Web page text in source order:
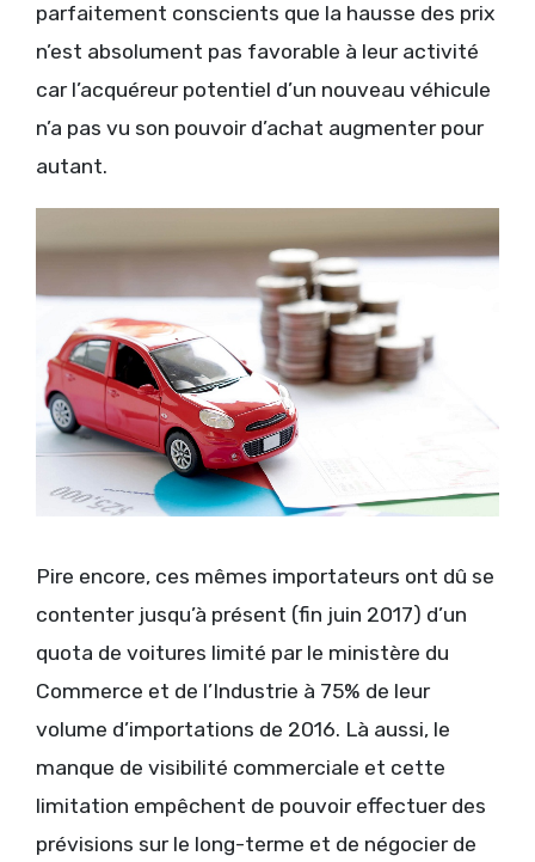
parfaitement conscients que la hausse des prix
n’est absolument pas favorable à leur activité
car l’acquéreur potentiel d’un nouveau véhicule
n’a pas vu son pouvoir d’achat augmenter pour
autant.
Pire encore, ces mêmes importateurs ont dû se
contenter jusqu’à présent (fin juin 2017) d’un
quota de voitures limité par le ministère du
Commerce et de l’Industrie à 75% de leur
volume d’importations de 2016. Là aussi, le
manque de visibilité commerciale et cette
limitation empêchent de pouvoir effectuer des
prévisions sur le long-terme et de négocier de